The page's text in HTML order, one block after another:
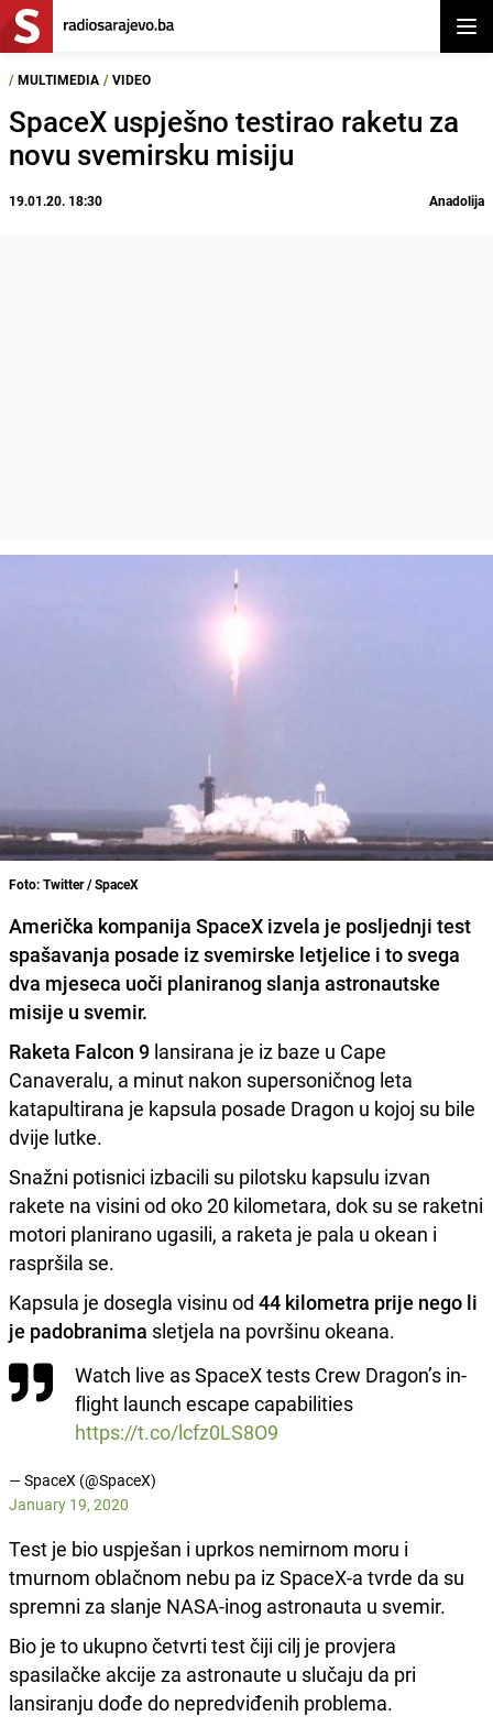
/ MULTIMEDIA / VIDEO
SpaceX uspješno testirao raketu za
novu svemirsku misiju
19.01.20. 18:30 Anadolija
Foto: Twitter / SpaceX
Američka kompanija SpaceX izvela je posljednji test
spašavanja posade iz svemirske letjelice i to svega
dva mjeseca uoči planiranog slanja astronautske
misije u svemir.
Raketa Falcon 9 lansirana je iz baze u Cape
Canaveralu, a minut nakon supersoničnog leta
katapultirana je kapsula posade Dragon u kojoj su bile
dvije lutke.
Snažni potisnici izbacili su pilotsku kapsulu izvan
rakete na visini od oko 20 kilometara, dok su se raketni
motori planirano ugasili, a raketa je pala u okean i
raspršila se.
Kapsula je dosegla visinu od 44 kilometra prije nego li
je padobranima sletjela na površinu okeana.
Watch live as SpaceX tests Crew Dragon’s in-
flight launch escape capabilities
https://t.co/lcfz0LS8O9
— SpaceX (@SpaceX)
January 19, 2020
Test je bio uspješan i uprkos nemirnom moru i
tmurnom oblačnom nebu pa iz SpaceX-a tvrde da su
spremni za slanje NASA-inog astronauta u svemir.
Bio je to ukupno četvrti test čiji cilj je provjera
spasilačke akcije za astronaute u slučaju da pri
lansiranju dođe do nepredviđenih problema.